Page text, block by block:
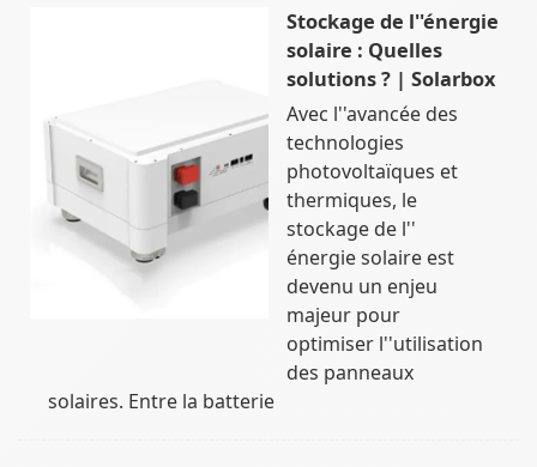
Stockage de l''énergie
solaire : Quelles
solutions ? | Solarbox
Avec l''avancée des
technologies
photovoltaïques et
thermiques, le
stockage de l''
énergie solaire est
devenu un enjeu
majeur pour
optimiser l''utilisation
des panneaux
solaires. Entre la batterie